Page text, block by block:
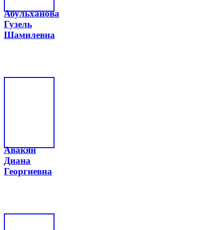
Абульханова
Гузель
Шамилевна
Авакян
Диана
Георгиевна